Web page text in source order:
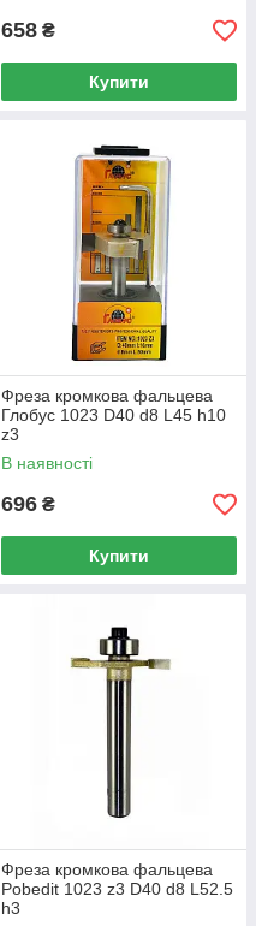
658 ₴
Купити
Фреза кромкова фальцева
Глобус 1023 D40 d8 L45 h10
z3
В наявності
696 ₴
Купити
Фреза кромкова фальцева
Pobedit 1023 z3 D40 d8 L52.5
h3